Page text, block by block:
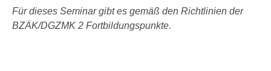
Für dieses Seminar gibt es gemäß den Richtlinien der
BZÄK/DGZMK 2 Fortbildungspunkte.